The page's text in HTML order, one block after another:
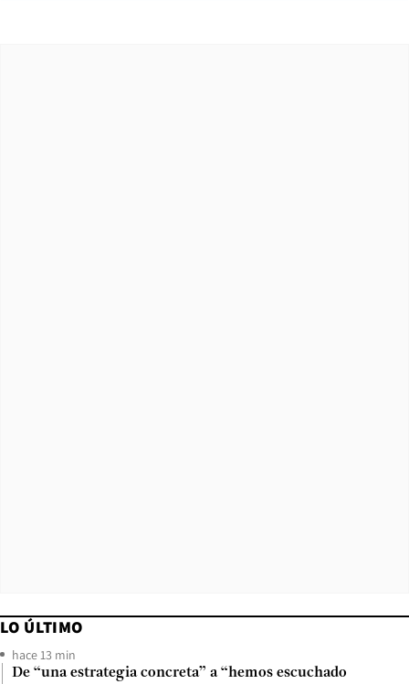
LO ÚLTIMO
hace 13 min
De “una estrategia concreta” a “hemos escuchado